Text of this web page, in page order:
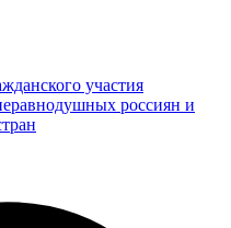
участия
россиян и